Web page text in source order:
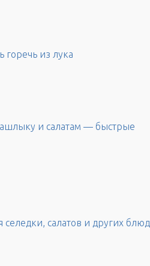
горечь из лука
и салатам — быстрые
салатов и других блюд